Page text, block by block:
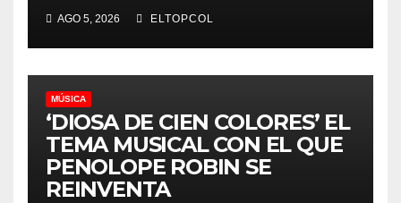
AGO 5, 2026 ELTOPCOL
MÚSICA
‘DIOSA DE CIEN COLORES’ EL
TEMA MUSICAL CON EL QUE
PENOLOPE ROBIN SE
REINVENTA